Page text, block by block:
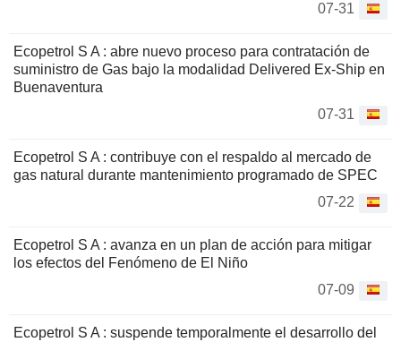
07-31
Ecopetrol S A : abre nuevo proceso para contratación de
suministro de Gas bajo la modalidad Delivered Ex-Ship en
Buenaventura
07-31
Ecopetrol S A : contribuye con el respaldo al mercado de
gas natural durante mantenimiento programado de SPEC
07-22
Ecopetrol S A : avanza en un plan de acción para mitigar
los efectos del Fenómeno de El Niño
07-09
Ecopetrol S A : suspende temporalmente el desarrollo del